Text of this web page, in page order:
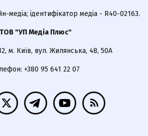
медіа; ідентифікатор медіа - R40-02163.
ТОВ "УП Медіа Плюс"
м. Київ, вул. Жилянська, 48, 50А
+380 95 641 22 07